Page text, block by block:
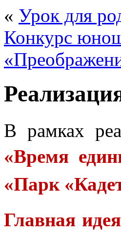
« Урок для
Конкурс
В рамках
«Время
«Парк
Главная